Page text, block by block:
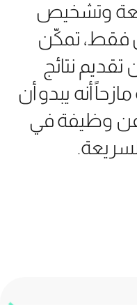
وتشخيص
فقط، تمكّن
نتائج
أنه يبدو أن
عن وظيفة في